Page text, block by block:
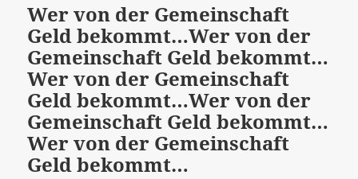
Wer von der Gemeinschaft
Geld bekommt…Wer von der
Gemeinschaft Geld bekommt…
Wer von der Gemeinschaft
Geld bekommt…Wer von der
Gemeinschaft Geld bekommt…
Wer von der Gemeinschaft
Geld bekommt…